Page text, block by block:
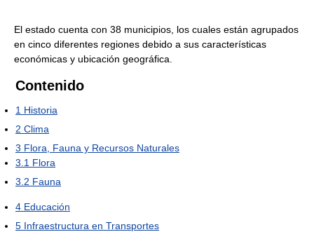
El estado cuenta con 38 municipios, los cuales están agrupados
en cinco diferentes regiones debido a sus características
económicas y ubicación geográfica.
Contenido
1 Historia
2 Clima
3 Flora, Fauna y Recursos Naturales
3.1 Flora
3.2 Fauna
4 Educación
5 Infraestructura en Transportes